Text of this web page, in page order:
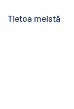
Tietoa meistä